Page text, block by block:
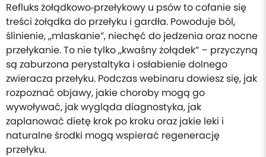
Refluks żołądkowo‑przełykowy u psów to cofanie się
treści żołądka do przełyku i gardła. Powoduje ból,
ślinienie, „mlaskanie”, niechęć do jedzenia oraz nocne
przełykanie. To nie tylko „kwaśny żołądek” – przyczyną
są zaburzona perystaltyka i osłabienie dolnego
zwieracza przełyku. Podczas webinaru dowiesz się, jak
rozpoznać objawy, jakie choroby mogą go
wywoływać, jak wygląda diagnostyka, jak
zaplanować dietę krok po kroku oraz jakie leki i
naturalne środki mogą wspierać regenerację
przełyku.